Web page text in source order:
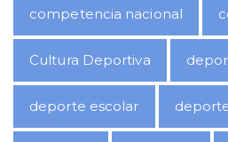
competencia nacional
Cultura Deportiva
deporte escolar